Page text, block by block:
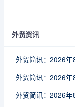
外贸资讯
外贸简讯：2026
外贸简讯：2026
外贸简讯：2026年